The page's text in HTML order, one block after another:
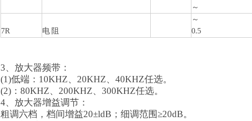
～
7R 电 阻
～
0.5
3、放大器频带：
(1)低端：10KHZ、20KHZ、40KHZ任选。
(2)：80KHZ、200KHZ、300KHZ任选。
4、放大器增益调节：
粗调六档，档间增益20±ldB；细调范围≥20dB。